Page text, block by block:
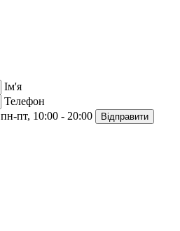
Ім'я
Телефон
пн-пт, 10:00 - 20:00 Відправити